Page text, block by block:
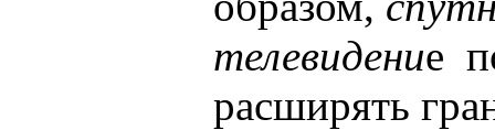
телевидение
расширять